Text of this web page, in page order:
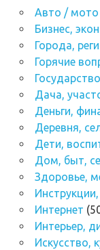
Авто / мото
Бизнес,
Города,
Горячие
Дача,
Деньги,
Деревня,
Дети,
Дом, быт,
Здоровье,
Интернет
Интерьер,
Искусство,